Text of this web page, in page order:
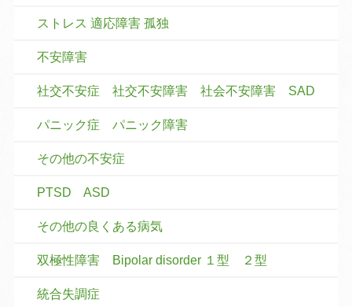
ストレス 適応障害 孤独
不安障害
社交不安症 社交不安障害 社会不安障害 SAD
パニック症 パニック障害
その他の不安症
PTSD ASD
その他の良くある病気
双極性障害 Bipolar disorder １型 ２型
統合失調症